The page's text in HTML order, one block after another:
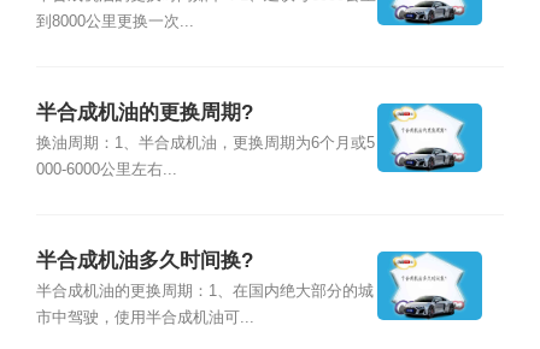
到8000公里更换一次...
半合成机油的更换周期?
换油周期：1、半合成机油，更换周期为6个月或5
000-6000公里左右...
半合成机油多久时间换?
半合成机油的更换周期：1、在国内绝大部分的城
市中驾驶，使用半合成机油可...